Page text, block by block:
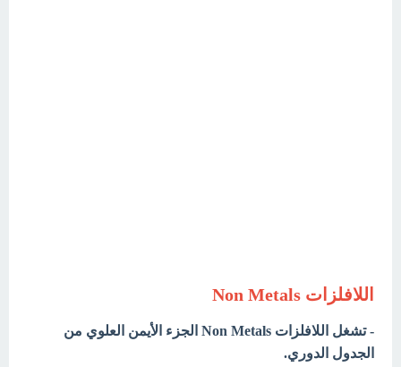
اللافلزات Non Metals
- تشغل اللافلزات Non Metals الجزء الأيمن العلوي من
الجدول الدوري.